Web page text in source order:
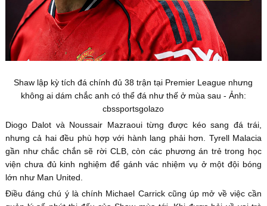
Shaw lập kỳ tích đá chính đủ 38 trận tại Premier League nhưng
không ai dám chắc anh có thể đá như thế ở mùa sau - Ảnh:
cbssportsgolazo
Diogo Dalot và Noussair Mazraoui từng được kéo sang đá trái,
nhưng cả hai đều phù hợp với hành lang phải hơn. Tyrell Malacia
gần như chắc chắn sẽ rời CLB, còn các phương án trẻ trong học
viện chưa đủ kinh nghiệm để gánh vác nhiệm vụ ở một đội bóng
lớn như Man United.
Điều đáng chú ý là chính Michael Carrick cũng úp mở về việc cần